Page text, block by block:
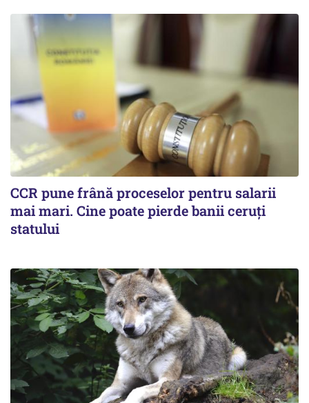
CCR pune frână proceselor pentru salarii
mai mari. Cine poate pierde banii ceruți
statului